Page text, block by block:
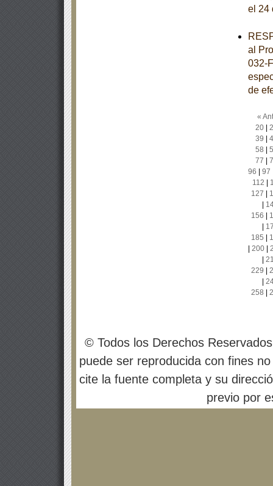
el 24
al
032-
de
«
20|
39
58
77
96
97
112
127
156
185
200|
229
258
© Todos los Derechos
puede ser reproducida con fines
cite la fuente completa y su
previo por